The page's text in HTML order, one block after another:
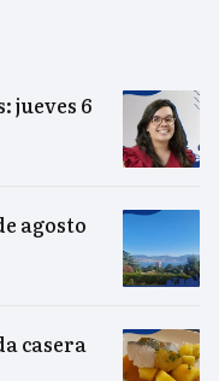
jueves 6
agosto
casera